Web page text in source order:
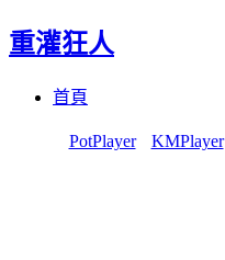
重灌狂人
首頁
PotPlayer KMPlayer